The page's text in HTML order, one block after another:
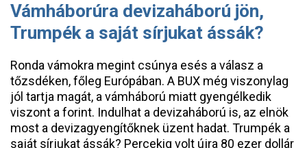
Vámháborúra devizaháború jön,
Trumpék a saját sírjukat ássák?
Ronda vámokra megint csúnya esés a válasz a
tőzsdéken, főleg Európában. A BUX még viszonylag
jól tartja magát, a vámháború miatt gyengélkedik
viszont a forint. Indulhat a devizaháború is, az elnök
most a devizagyengítőknek üzent hadat. Trumpék a
saját sírjukat ássák? Percekig volt újra 80 ezer dollár